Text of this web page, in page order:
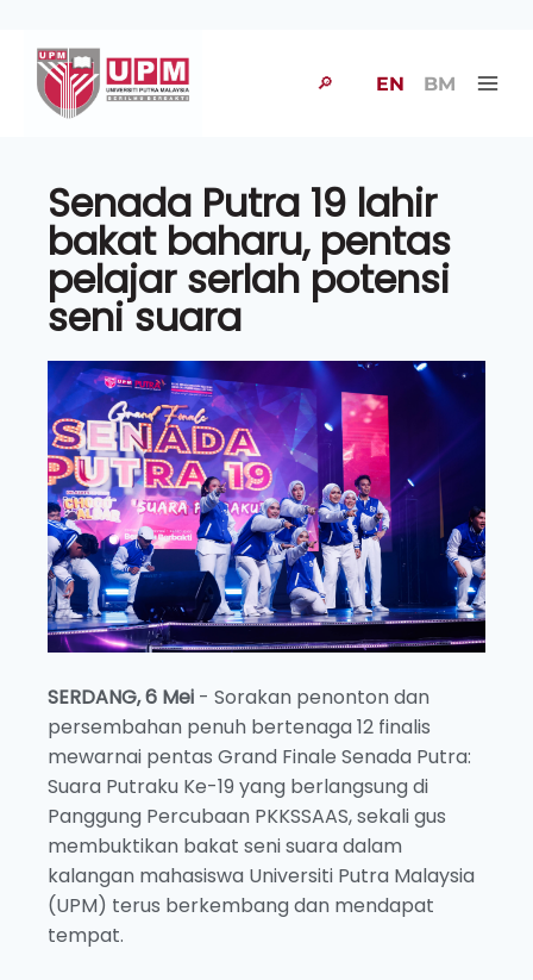
🔎 EN BM
Senada Putra 19 lahir
bakat baharu, pentas
pelajar serlah potensi
seni suara
SERDANG, 6 Mei - Sorakan penonton dan
persembahan penuh bertenaga 12 finalis
mewarnai pentas Grand Finale Senada Putra:
Suara Putraku Ke-19 yang berlangsung di
Panggung Percubaan PKKSSAAS, sekali gus
membuktikan bakat seni suara dalam
kalangan mahasiswa Universiti Putra Malaysia
(UPM) terus berkembang dan mendapat
tempat.